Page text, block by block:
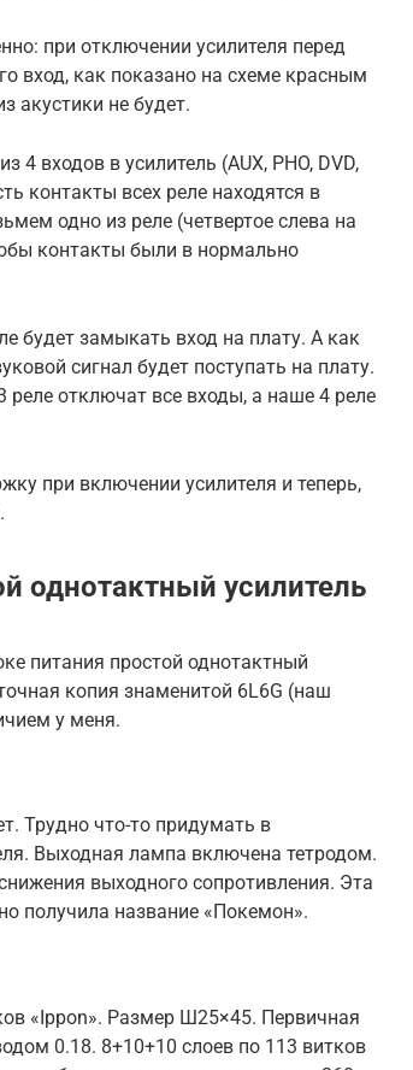
при отключении усилителя перед
вход, как показано на схеме красным
акустики не будет.
входов в усилитель (AUX, PHO, DVD,
контакты всех реле находятся в
одно из реле (четвертое слева на
контакты были в нормально
будет замыкать вход на плату. А как
сигнал будет поступать на плату.
реле отключат все входы, а наше 4 реле
при включении усилителя и теперь,
однотактный усилитель
питания простой однотактный
копия знаменитой 6L6G (наш
у меня.
Трудно что-то придумать в
Выходная лампа включена тетродом.
выходного сопротивления. Эта
получила название «Покемон».
«Ippon». Размер Ш25×45. Первичная
0.18. 8+10+10 слоев по 113 витков